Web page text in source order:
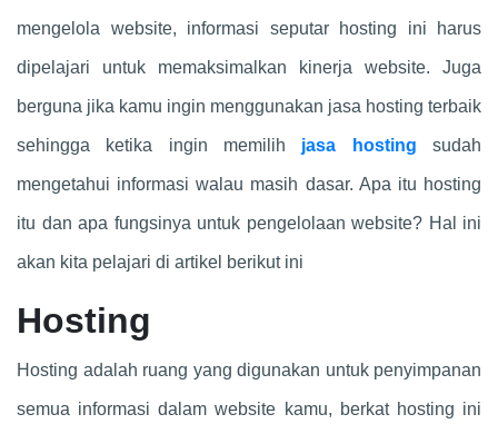
mengelola website, informasi seputar hosting ini harus
dipelajari untuk memaksimalkan kinerja website. Juga
berguna jika kamu ingin menggunakan jasa hosting terbaik
sehingga ketika ingin memilih jasa hosting sudah
mengetahui informasi walau masih dasar. Apa itu hosting
itu dan apa fungsinya untuk pengelolaan website? Hal ini
akan kita pelajari di artikel berikut ini
Hosting
Hosting adalah ruang yang digunakan untuk penyimpanan
semua informasi dalam website kamu, berkat hosting ini